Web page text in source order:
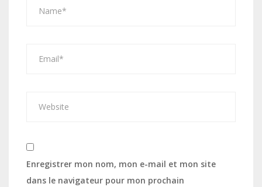
Enregistrer mon nom, mon e-mail et mon site
dans le navigateur pour mon prochain